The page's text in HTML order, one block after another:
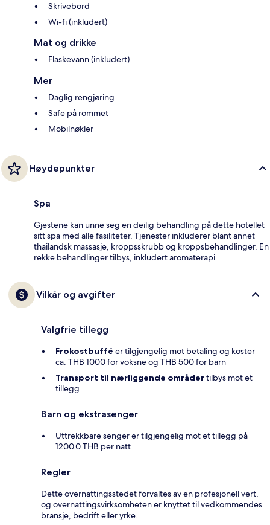
Skrivebord
Wi-fi (inkludert)
Mat og drikke
Flaskevann (inkludert)
Mer
Daglig rengjøring
Safe på rommet
Mobilnøkler
Høydepunkter
Spa
Gjestene kan unne seg en deilig behandling på dette hotellet
sitt spa med alle fasiliteter. Tjenester inkluderer blant annet
thailandsk massasje, kroppsskrubb og kroppsbehandlinger. En
rekke behandlinger tilbys, inkludert aromaterapi.
Vilkår og avgifter
Valgfrie tillegg
Frokostbuffé er tilgjengelig mot betaling og koster
ca. THB 1000 for voksne og THB 500 for barn
Transport til nærliggende områdertilbys mot et
tillegg
Barn og ekstrasenger
Uttrekkbare senger er tilgjengelig mot et tillegg på
1200.0 THB per natt
Regler
Dette overnattingsstedet forvaltes av en profesjonell vert,
og overnattingsvirksomheten er knyttet til vedkommendes
bransje, bedrift eller yrke.